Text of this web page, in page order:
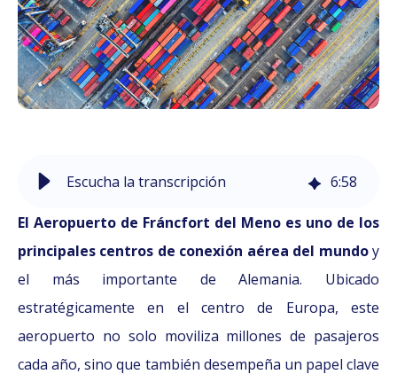
Escucha la transcripción 6:58
El Aeropuerto de Fráncfort del Meno es uno de los
principales centros de conexión aérea del mundoy
el más importante de Alemania. Ubicado
estratégicamente en el centro de Europa, este
aeropuerto no solo moviliza millones de pasajeros
cada año, sino que también desempeña un papel clave